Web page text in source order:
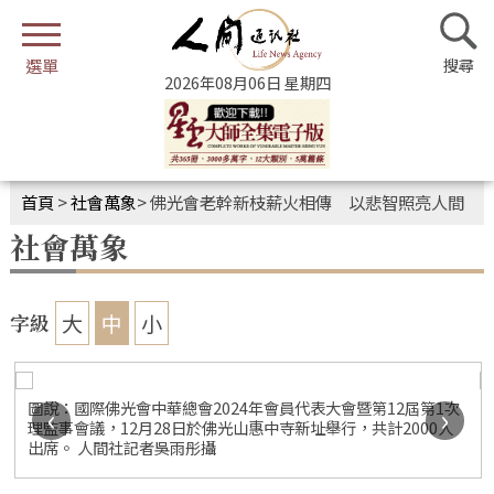
2026年08月06日 星期四
首頁 >社會萬象>佛光會老幹新枝薪火相傳 以悲智照亮人間
社會萬象
字級 大 中 小
圖說：國際佛光會中華總會2024年會員代表大會暨第12屆第1次
理監事會議，12月28日於佛光山惠中寺新址舉行，共計2000人
出席。 人間社記者吳雨彤攝
‹ ›